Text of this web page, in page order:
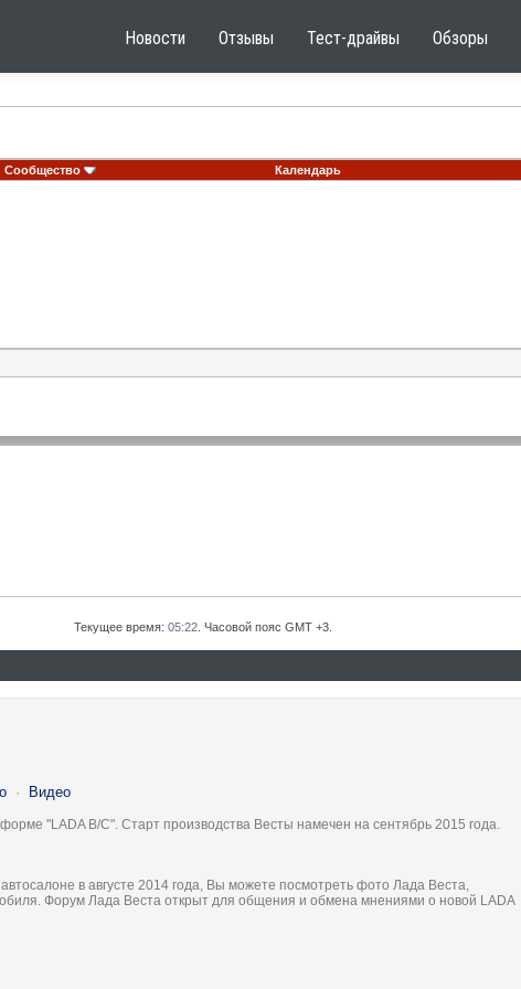
Новости Отзывы Тест-драйвы Обзоры
Сообщество Календарь
Текущее время: 05:22 . Часовой пояс GMT +3.
· Видео
"LADA B/C". Старт производства Весты намечен на сентябрь 2015 года.
в августе 2014 года, Вы можете посмотреть фото Лада Веста,
Форум Лада Веста открыт для общения и обмена мнениями о новой LADA